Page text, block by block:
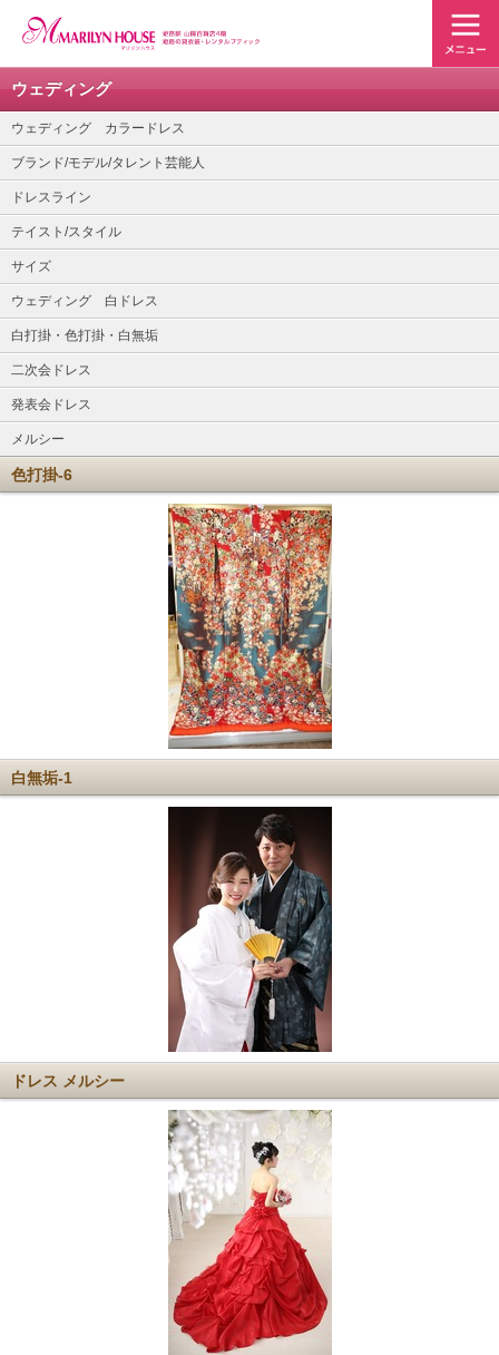
ウェディング
ウェディング カラードレス
ブランド/モデル/タレント芸能人
ドレスライン
テイスト/スタイル
サイズ
ウェディング 白ドレス
白打掛・色打掛・白無垢
二次会ドレス
発表会ドレス
メルシー
色打掛-6
白無垢-1
ドレス メルシー